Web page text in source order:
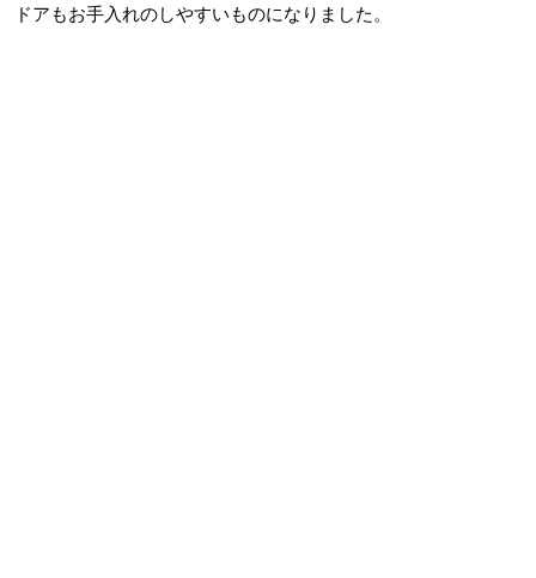
ドアもお手入れのしやすいものになりました。